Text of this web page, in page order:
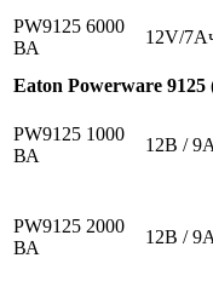
PW9125 6000
ВА
12V/
Eaton Powerware
PW9125 1000
ВА
12В /
PW9125 2000
ВА
12В /